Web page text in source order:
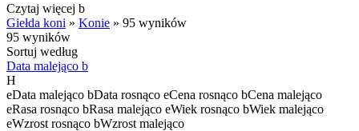
Czytaj więcej b
Giełda koni » Konie » 95 wyników
95 wyników
Sortuj według
Data malejąco b
H
eData malejąco bData rosnąco eCena rosnąco bCena malejąco
eRasa rosnąco bRasa malejąco eWiek rosnąco bWiek malejąco
eWzrost rosnąco bWzrost malejąco